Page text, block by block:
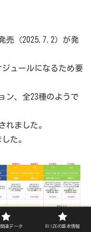
発売（2025.7.2）が発
ジュールになるため要
ン、全23種のようで
れました。
た。
関連データ RIIZEの基本情報